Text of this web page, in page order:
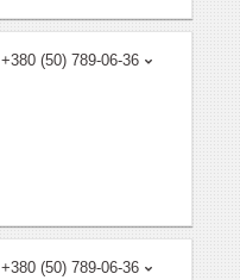
+380 (50) 789-06-36
+380 (50) 789-06-36